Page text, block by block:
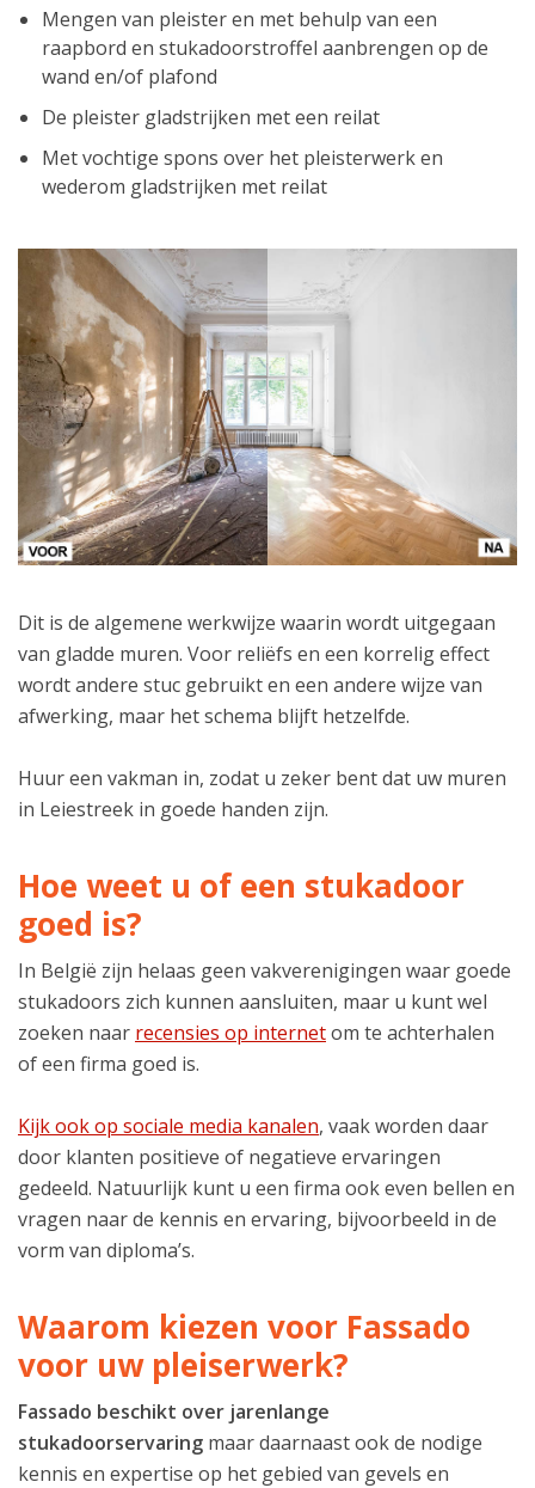
Mengen van pleister en met behulp van een
raapbord en stukadoorstroffel aanbrengen op de
wand en/of plafond
De pleister gladstrijken met een reilat
Met vochtige spons over het pleisterwerk en
wederom gladstrijken met reilat
Dit is de algemene werkwijze waarin wordt uitgegaan
van gladde muren. Voor reliëfs en een korrelig effect
wordt andere stuc gebruikt en een andere wijze van
afwerking, maar het schema blijft hetzelfde.
Huur een vakman in, zodat u zeker bent dat uw muren
in Leiestreek in goede handen zijn.
Hoe weet u of een stukadoor
goed is?
In België zijn helaas geen vakverenigingen waar goede
stukadoors zich kunnen aansluiten, maar u kunt wel
zoeken naar recensies op internetom te achterhalen
of een firma goed is.
Kijk ook op sociale media kanalen, vaak worden daar
door klanten positieve of negatieve ervaringen
gedeeld. Natuurlijk kunt u een firma ook even bellen en
vragen naar de kennis en ervaring, bijvoorbeeld in de
vorm van diploma’s.
Waarom kiezen voor Fassado
voor uw pleiserwerk?
Fassado beschikt over jarenlange
stukadoorservaring maar daarnaast ook de nodige
kennis en expertise op het gebied van gevels en